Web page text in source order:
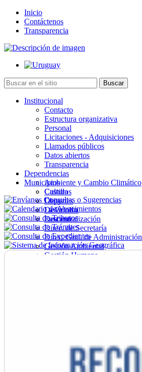
Inicio
Contáctenos
Transparencia
Institucional
Contacto
Estructura organizativa
Personal
Licitaciones - Adquisiciones
Llamados públicos
Datos abiertos
Transparencia
Dependencias
Ambiente y Cambio Climático
Cultura
Deportes
Desarrollo
Descentralización
Direc. de Secretaría
Direc. Gral. de Administración
Gestión Ambiental
Gestión Humana
Municipios
Castillos
Chuy
La Paloma
Lascano